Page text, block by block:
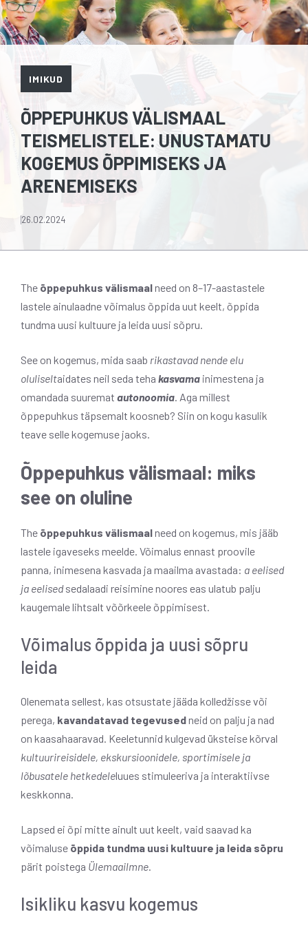
IMIKUD
ÕPPEPUHKUS VÄLISMAAL
TEISMELISTELE: UNUSTAMATU
KOGEMUS ÕPPIMISEKS JA
ARENEMISEKS
26.02.2024
The õppepuhkus välismaalneed on 8–17-aastastele
lastele ainulaadne võimalus õppida uut keelt, õppida
tundma uusi kultuure ja leida uusi sõpru.
See on kogemus, mida saab rikastavad nende elu
oluliseltaidates neil seda teha kasvama inimestena ja
omandada suuremat autonoomia . Aga millest
õppepuhkus täpsemalt koosneb? Siin on kogu kasulik
teave selle kogemuse jaoks.
Õppepuhkus välismaal: miks
see on oluline
The õppepuhkus välismaalneed on kogemus, mis jääb
lastele igaveseks meelde. Võimalus ennast proovile
panna, inimesena kasvada ja maailma avastada: a eelised
ja eelisedsedalaadi reisimine noores eas ulatub palju
kaugemale lihtsalt võõrkeele õppimisest.
Võimalus õppida ja uusi sõpru
leida
Olenemata sellest, kas otsustate jääda kolledžisse või
perega, kavandatavad tegevusedneid on palju ja nad
on kaasahaaravad. Keeletunnid kulgevad üksteise kõrval
kultuurireisidele, ekskursioonidele, sportimisele ja
lõbusatele hetkedeleluues stimuleeriva ja interaktiivse
keskkonna.
Lapsed ei õpi mitte ainult uut keelt, vaid saavad ka
võimaluse õppida tundma uusi kultuure ja leida sõpru
pärit poistega Ülemaailmne
Isikliku kasvu kogemus